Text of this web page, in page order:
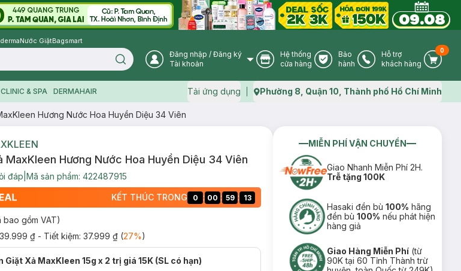
Nước GiặtBagsmart
Search icon User Icon
Đăng nhập / Đăng ký
Tài khoản
Store Icon
Hệ thống
cửa hàng
Warranty Icon
Bảo
hành
Phone Icon
Hỗ trợ
khách hàng
Cart
0
CLINIC & SPA DERMAHAIR Tải ứng dụng Map icon
Phường 8, Quận 10, Thành phố Hồ Chí Minh
Hương Nước Hoa Huyền Diệu 34 Viên
MaxKleen Hương Nước Hoa Huyền Diệu 34 Viên
đáp Mã sản phẩm: 422487915
KẾT THÚC TRONG 0 : 00 : 59 : 12
bao gồm VAT)
₫ - Tiết kiệm: 37.999 ₫(27%)
Giặt Xả MaxKleen 15g x 2 trị giá 15K (SL có hạn)
MIỄN PHÍ VẬN CHUYỂN
Giao Nhanh Miễn Phí 2H.
Trễ tặng 100K
Hasaki đền bù100% hãng
đền bù100% nếu phát hiện
hàng giả
Giao Hàng Miễn Phí (từ
90K tại 60 Tỉnh Thành trừ